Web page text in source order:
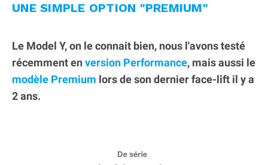
UNE SIMPLE OPTION "PREMIUM"
Le Model Y, on le connait bien, nous l'avons testé
récemment en version Performance, mais aussi le
modèle Premium lors de son dernier face-lift il y a
2 ans.